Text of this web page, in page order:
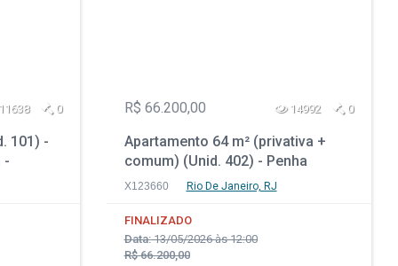
0
101) -
-
R$ 66.200,00 14992 0
Apartamento 64 m² (privativa +
comum) (Unid. 402) - Penha
Circular - Rio de Janeiro - RJ
X123660 Rio De Janeiro, RJ
FINALIZADO
Data:13/05/2026 às 12:00
R$ 66.200,00